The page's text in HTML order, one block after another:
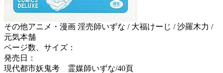
その他アニメ・漫画 淫売師いずな / 大福けーじ / 沙羅木力 /
元気本舗
ページ数、サイズ：
発売日：
現代都市妖鬼考 霊媒師いずな/40頁